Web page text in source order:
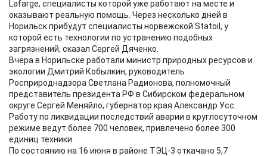
Lafarge, специалисты которой уже работают на месте и
оказывают реальную помощь. Через несколько дней в
Норильск прибудут специалисты норвежской Statoil, у
которой есть технологии по устранению подобных
загрязнений, сказал Сергей Дяченко.
Вчера в Норильске работали министр природных ресурсов и
экологии Дмитрий Кобылкин, руководитель
Росприроднадзора Светлана Радионова, полномочный
представитель президента РФ в Сибирском федеральном
округе Сергей Меняйло, губернатор края Александр Усс.
Работу по ликвидации последствий аварии в круглосуточном
режиме ведут более 700 человек, привлечено более 300
единиц техники.
По состоянию на 16 июня в районе ТЭЦ-3 откачано 5,7